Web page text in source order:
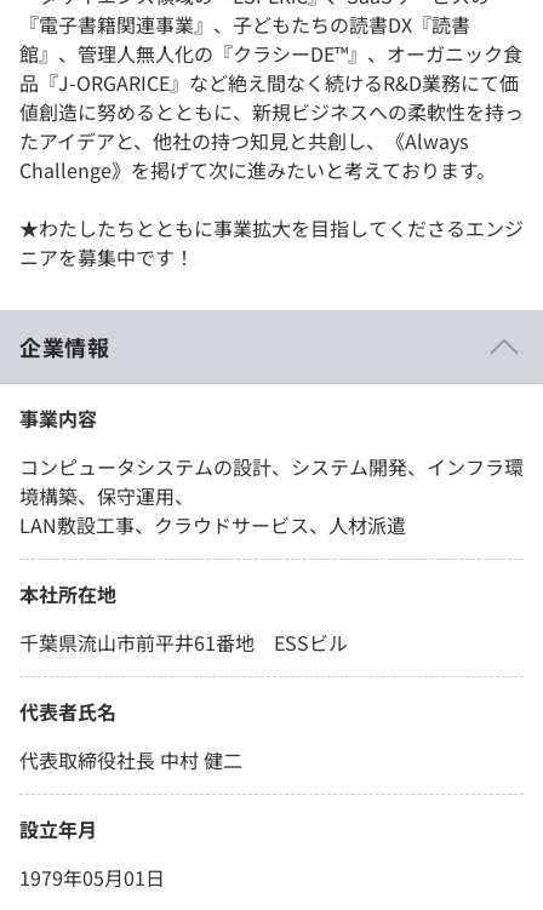
『電子書籍関連事業』、子どもたちの読書DX『読書
館』、管理人無人化の『クラシーDE™』、オーガニック食
品『J-ORGARICE』など絶え間なく続けるR&D業務にて価
値創造に努めるとともに、新規ビジネスへの柔軟性を持っ
たアイデアと、他社の持つ知見と共創し、《Always
Challenge》を掲げて次に進みたいと考えております。
★わたしたちとともに事業拡大を目指してくださるエンジ
ニアを募集中です！
企業情報
事業内容
コンピュータシステムの設計、システム開発、インフラ環
境構築、保守運用、
LAN敷設工事、クラウドサービス、人材派遣
本社所在地
千葉県流山市前平井61番地 ESSビル
代表者氏名
代表取締役社長 中村 健二
設立年月
1979年05月01日